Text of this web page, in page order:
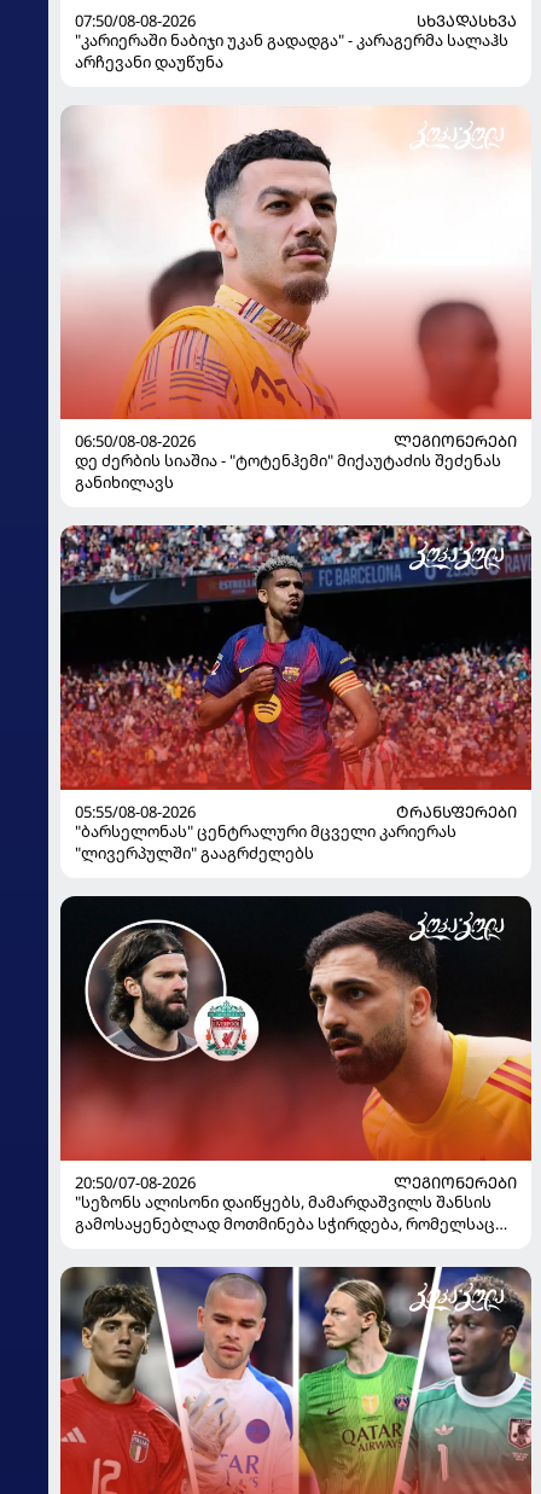
07:50/08-08-2026
ᲡᲮᲕᲐᲓᲐᲡᲮᲕᲐ
"კარიერაში ნაბიჯი უკან გადადგა" - კარაგერმა სალაჰს
არჩევანი დაუწუნა
06:50/08-08-2026
ᲚᲔᲒᲘᲝᲜᲔᲠᲔᲑᲘ
დე ძერბის სიაშია - "ტოტენჰემი" მიქაუტაძის შეძენას
განიხილავს
05:55/08-08-2026
ᲢᲠᲐᲜᲡᲤᲔᲠᲔᲑᲘ
"ბარსელონას" ცენტრალური მცველი კარიერას
"ლივერპულში" გააგრძელებს
20:50/07-08-2026
ᲚᲔᲒᲘᲝᲜᲔᲠᲔᲑᲘ
"სეზონს ალისონი დაიწყებს, მამარდაშვილს შანსის
გამოსაყენებლად მოთმინება სჭირდება, რომელსაც
ყოფილმა მეკარემ